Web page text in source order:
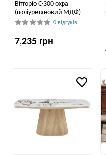
Вітторіо C-300 охра
(поліуретановий МДФ)
0 відгуків
7,235 грн